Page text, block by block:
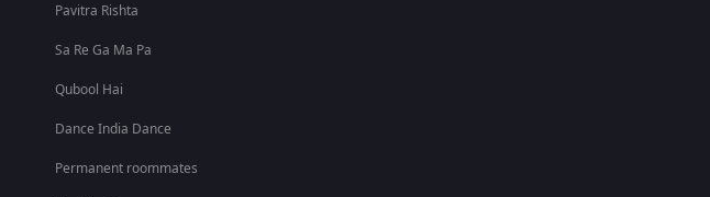
Pavitra Rishta
Sa Re Ga Ma Pa
Qubool Hai
Dance India Dance
Permanent roommates